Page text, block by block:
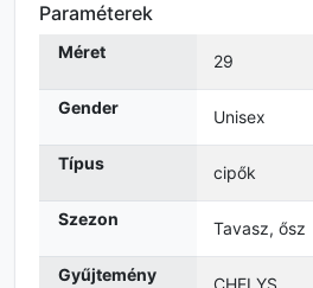
Paraméterek
Méret 29
Gender Unisex
Típus cipők
Szezon Tavasz, ősz
Gyűjtemény